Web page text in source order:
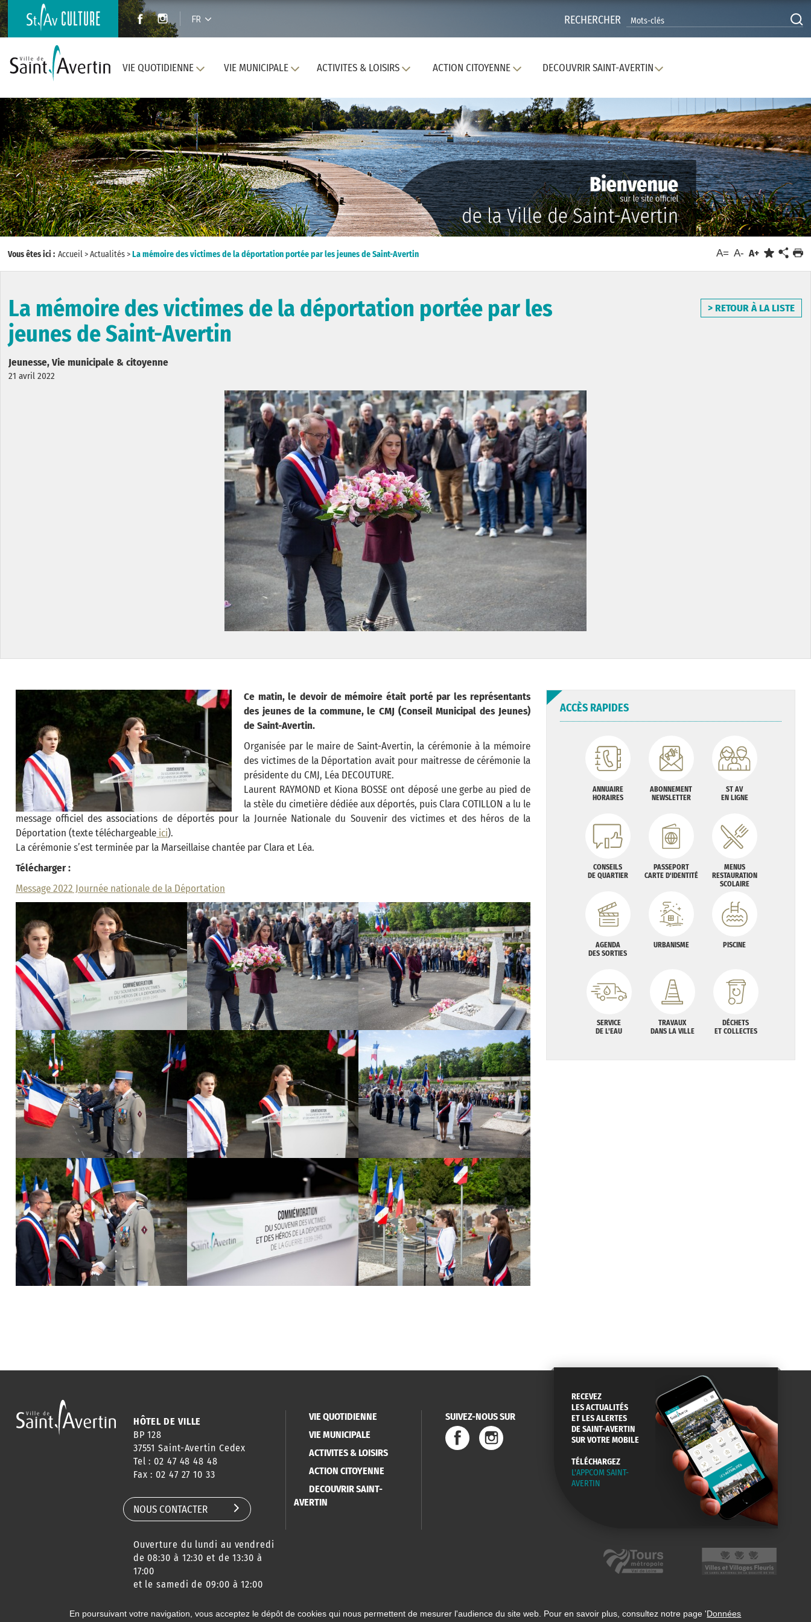
FR RECHERCHER
VIE QUOTIDIENNE VIE MUNICIPALE ACTIVITES & LOISIRS ACTION CITOYENNE DECOUVRIR SAINT-AVERTIN
Vous êtes ici : Accueil>Actualités>La mémoire des victimes de la déportation portée par les jeunes de Saint-Avertin A= A- A+
La mémoire des victimes de la déportation portée par les
jeunes de Saint-Avertin
> RETOUR À LA LISTE
Jeunesse, Vie municipale & citoyenne
21 avril 2022
Ce matin, le devoir de mémoire était porté par les représentants
des jeunes de la commune, le CMJ (Conseil Municipal des Jeunes)
de Saint-Avertin.
Organisée par le maire de Saint-Avertin, la cérémonie à la mémoire
des victimes de la Déportation avait pour maitresse de cérémonie la
présidente du CMJ, Léa DECOUTURE.
Laurent RAYMOND et Kiona BOSSE ont déposé une gerbe au pied de
la stèle du cimetière dédiée aux déportés, puis Clara COTILLON a lu le
message officiel des associations de déportés pour la Journée Nationale du Souvenir des victimes et des héros de la
Déportation (texte téléchargeable ici).
La cérémonie s’est terminée par la Marseillaise chantée par Clara et Léa.
Télécharger :
Message 2022 Journée nationale de la Déportation
ACCÈS RAPIDES
ANNUAIRE
HORAIRES
ABONNEMENT
NEWSLETTER
ST AV
EN LIGNE
CONSEILS
DE QUARTIER
PASSEPORT
CARTE D'IDENTITÉ
MENUS
RESTAURATION
SCOLAIRE
AGENDA
DES SORTIES
URBANISME PISCINE
SERVICE
DE L'EAU
TRAVAUX
DANS LA VILLE
DÉCHETS
ET COLLECTES
HÔTEL DE VILLE
BP 128
37551 Saint-Avertin Cedex
Tel : 02 47 48 48 48
Fax : 02 47 27 10 33
NOUS CONTACTER
Ouverture du lundi au vendredi
de 08:30 à 12:30 et de 13:30 à
17:00
et le samedi de 09:00 à 12:00
VIE QUOTIDIENNE
VIE MUNICIPALE
ACTIVITES & LOISIRS
ACTION CITOYENNE
DECOUVRIR SAINT-
AVERTIN
SUIVEZ-NOUS SUR
RECEVEZ
LES ACTUALITÉS
ET LES ALERTES
DE SAINT-AVERTIN
SUR VOTRE MOBILE
TÉLÉCHARGEZ
L'APPCOM SAINT-
AVERTIN
En poursuivant votre navigation, vous acceptez le dépôt de cookies qui nous permettent de mesurer l'audience du site web. Pour en savoir plus, consultez notre page 'Données